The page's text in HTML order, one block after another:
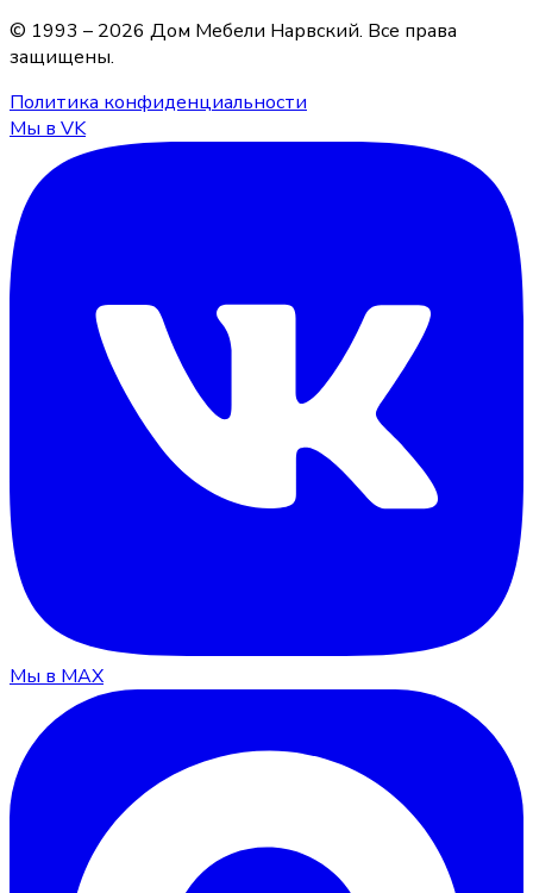
© 1993 – 2026 Дом Мебели Нарвский. Все права
защищены.
Политика конфиденциальности
Мы в VK
Мы в MAX